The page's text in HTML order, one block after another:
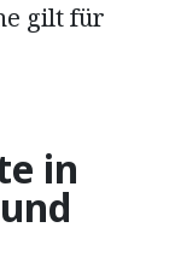
gilt für
in